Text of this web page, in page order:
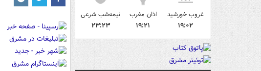
غروب خورشید
۱۹:۰۲
اذان مغرب
۱۹:۲۱
نیمه‌شب شرعی
۲۳:۲۳